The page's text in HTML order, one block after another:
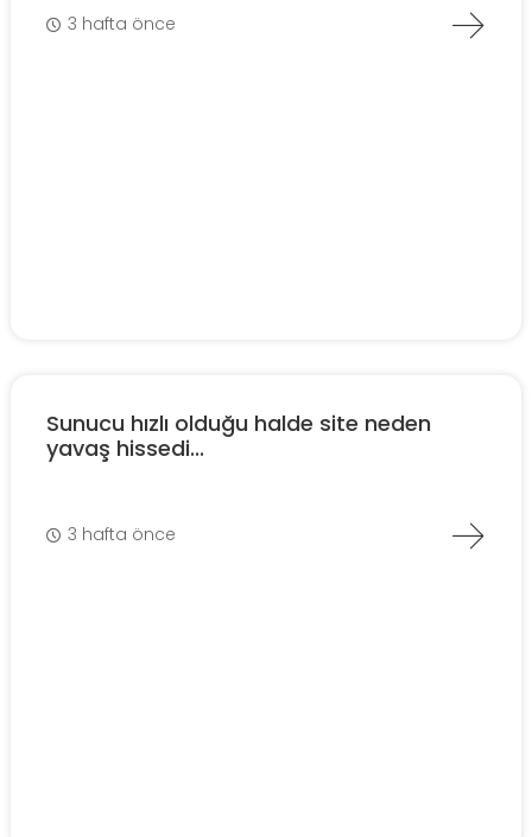
3 hafta önce
Sunucu hızlı olduğu halde site neden
yavaş hissedi...
3 hafta önce